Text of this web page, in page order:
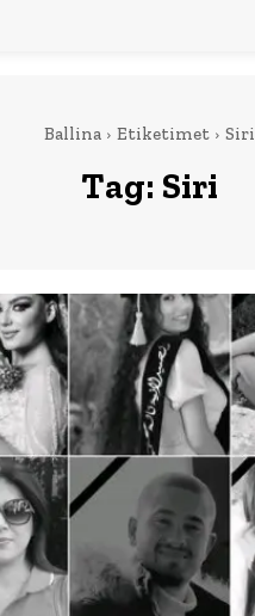
Ballina Etiketimet Siri
Tag: Siri